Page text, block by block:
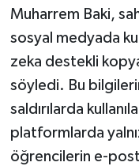
Muharrem Baki,
sosyal medyada
zeka destekli
söyledi. Bu
saldırılarda
platformlarda
öğrencilerin e-